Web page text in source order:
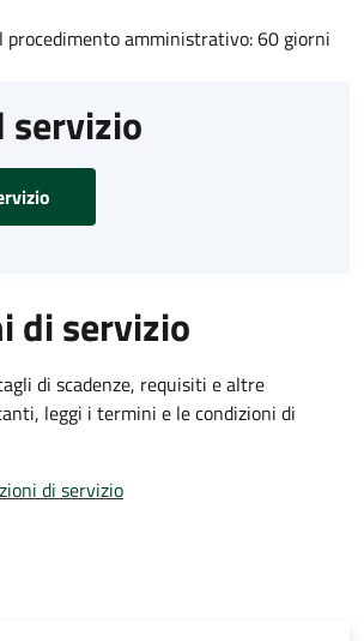
procedimento amministrativo: 60 giorni
servizio
di servizio
di scadenze, requisiti e altre
leggi i termini e le condizioni di
di servizio